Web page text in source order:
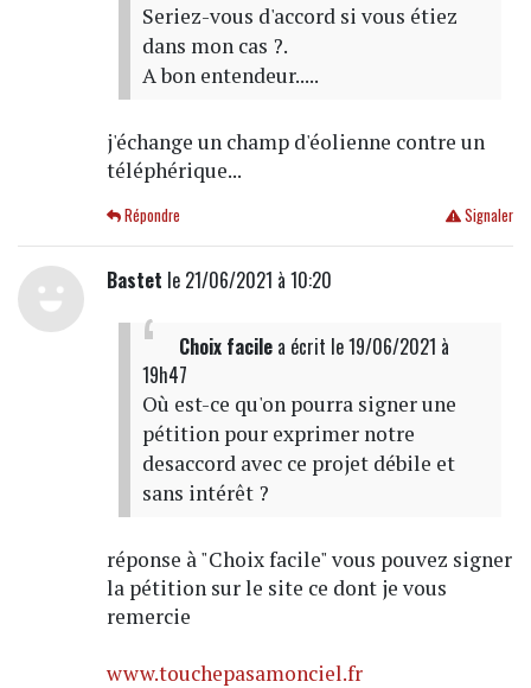
Seriez-vous d'accord si vous étiez
dans mon cas ?.
A bon entendeur.....
j'échange un champ d'éolienne contre un
téléphérique...
Signaler
Répondre
Bastet le 21/06/2021 à 10:20
Choix facilea écrit le 19/06/2021 à
19h47
Où est-ce qu'on pourra signer une
pétition pour exprimer notre
desaccord avec ce projet débile et
sans intérêt ?
réponse à "Choix facile" vous pouvez signer
la pétition sur le site ce dont je vous
remercie
www.touchepasamonciel.fr